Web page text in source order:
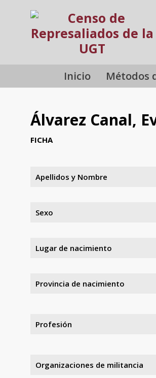
Inicio Métodos
Álvarez Canal,
FICHA
Apellidos y Nombre
Sexo
Lugar de nacimiento
Provincia de nacimiento
Profesión
Organizaciones de militancia